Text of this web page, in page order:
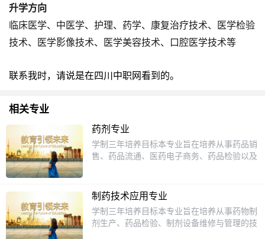
升学方向
临床医学、中医学、护理、药学、康复治疗技术、医学检验
技术、医学影像技术、医学美容技术、口腔医学技术等
联系我时，请说是在四川中职网看到的。
相关专业
药剂专业
学制三年培养目标本专业旨在培养从事药品销
售、药品流通、医药电子商务、药品检验以及
商品学药用基础化学药理学药物化学医疗器械
商品学生药学市场营销会计基础GSP实施技术
社交礼仪公共关系药事法规药物制剂技术医药
商品学药品检验技术就业方向毕业后可在医药
制药技术应用专业
学制三年培养目标本专业旨在培养从事药物制
剂生产、药品检验、制剂设备维修与管理的技